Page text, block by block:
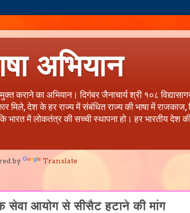
अभियान
कराने का अभियान। दिगंबर जैनाचार्य श्री १०८
मिले, देश के हर राज्य में संबंधित राज्य की भाषा में
भारत में लोकतंत्र की सच्ची स्थापना हो। हर भारतीय
by Translate
सेवा आयोग से सीसैट हटाने की मांग